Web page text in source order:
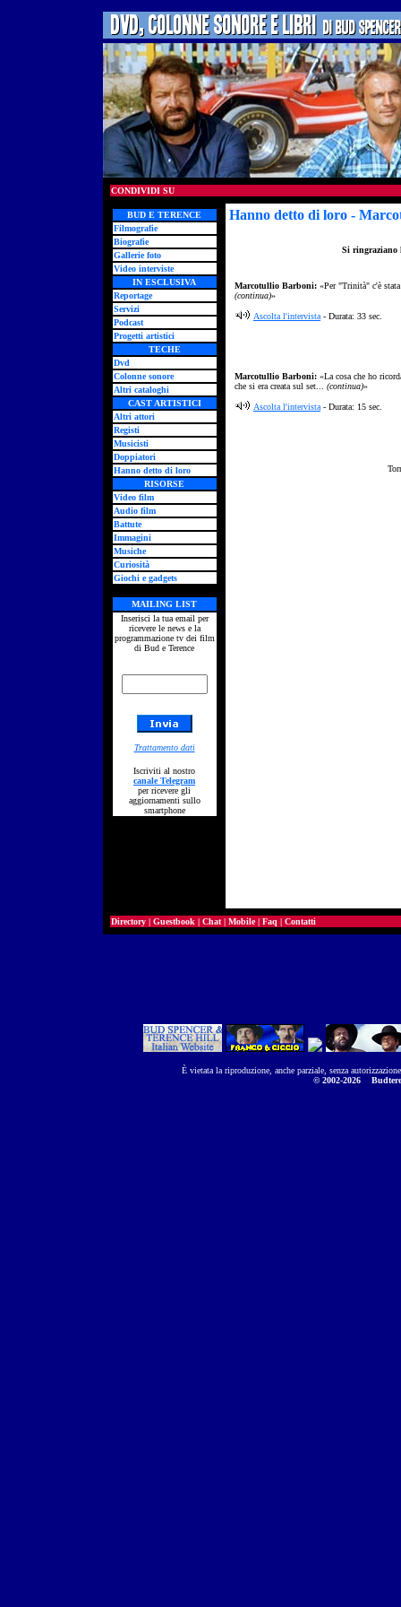
CONDIVIDI SU
BUD E TERENCE
Filmografie
Biografie
Gallerie foto
Video interviste
IN ESCLUSIVA
Reportage
Servizi
Podcast
Progetti artistici
TECHE
Dvd
Colonne sonore
Altri cataloghi
CAST ARTISTICI
Altri attori
Registi
Musicisti
Doppiatori
Hanno detto di loro
RISORSE
Video film
Audio film
Battute
Immagini
Musiche
Curiosità
Giochi e gadgets
MAILING LIST
Inserisci la tua email per
ricevere le news e la
programmazione tv dei film
di Bud e Terence
Trattamento dati
Iscriviti al nostro
canale Telegram
per ricevere gli
aggiornamenti sullo
smartphone
Hanno detto di loro -
Si ringraziano
Marcotullio Barboni: «Per "Trinità" c'è
(continua)»
Ascolta l'intervista - Durata: 33 sec.
Marcotullio Barboni: «La cosa che ho
che si era creata sul set... (continua)»
Ascolta l'intervista - Durata: 15 sec.
Directory | Guestbook | Chat | Mobile| Faq | Contatti
È vietata la riproduzione, anche parziale, senza
© 2002-2026